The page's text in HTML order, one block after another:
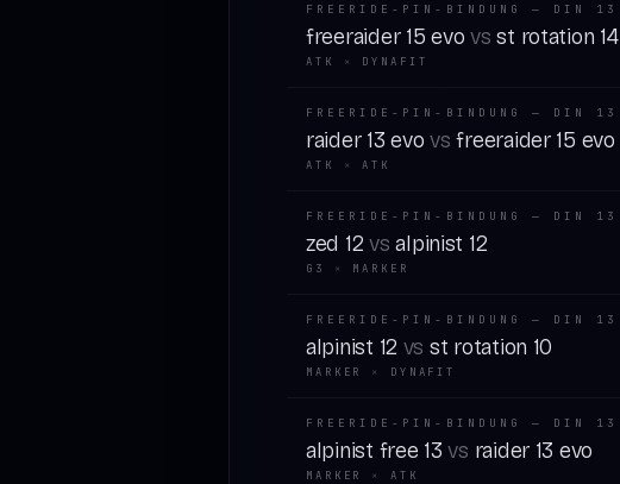
FREERIDE-PIN-BINDUNG — DIN 13
freeraider 15 evo vs st rotation 14
ATK × DYNAFIT
FREERIDE-PIN-BINDUNG — DIN 13
raider 13 evo vs freeraider 15 evo
ATK × ATK
FREERIDE-PIN-BINDUNG — DIN 13
zed 12 vs alpinist 12
G3 × MARKER
FREERIDE-PIN-BINDUNG — DIN 13
alpinist 12 vs st rotation 10
MARKER × DYNAFIT
FREERIDE-PIN-BINDUNG — DIN 13
alpinist free 13 vs raider 13 evo
MARKER × ATK